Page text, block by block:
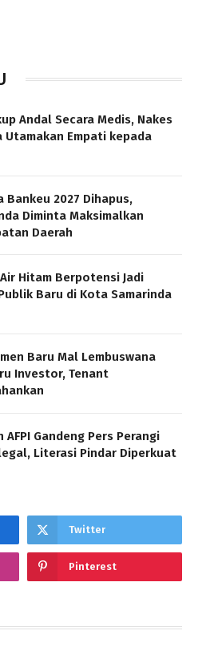
Andal Secara Medis, Nakes
Utamakan Empati kepada
Bankeu 2027 Dihapus,
Diminta Maksimalkan
Daerah
Hitam Berpotensi Jadi
Baru di Kota Samarinda
Baru Mal Lembuswana
Investor, Tenant
AFPI Gandeng Pers Perangi
Literasi Pindar Diperkuat
Twitter
Pinterest